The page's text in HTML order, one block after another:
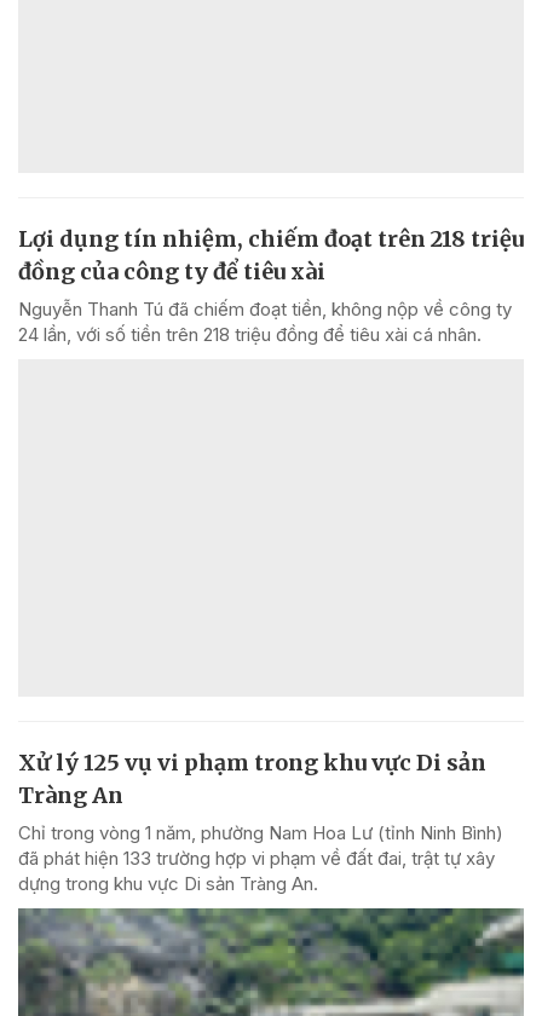
Lợi dụng tín nhiệm, chiếm đoạt trên 218 triệu
đồng của công ty để tiêu xài
Nguyễn Thanh Tú đã chiếm đoạt tiền, không nộp về công ty
24 lần, với số tiền trên 218 triệu đồng để tiêu xài cá nhân.
Xử lý 125 vụ vi phạm trong khu vực Di sản
Tràng An
Chỉ trong vòng 1 năm, phường Nam Hoa Lư (tỉnh Ninh Bình)
đã phát hiện 133 trường hợp vi phạm về đất đai, trật tự xây
dựng trong khu vực Di sản Tràng An.